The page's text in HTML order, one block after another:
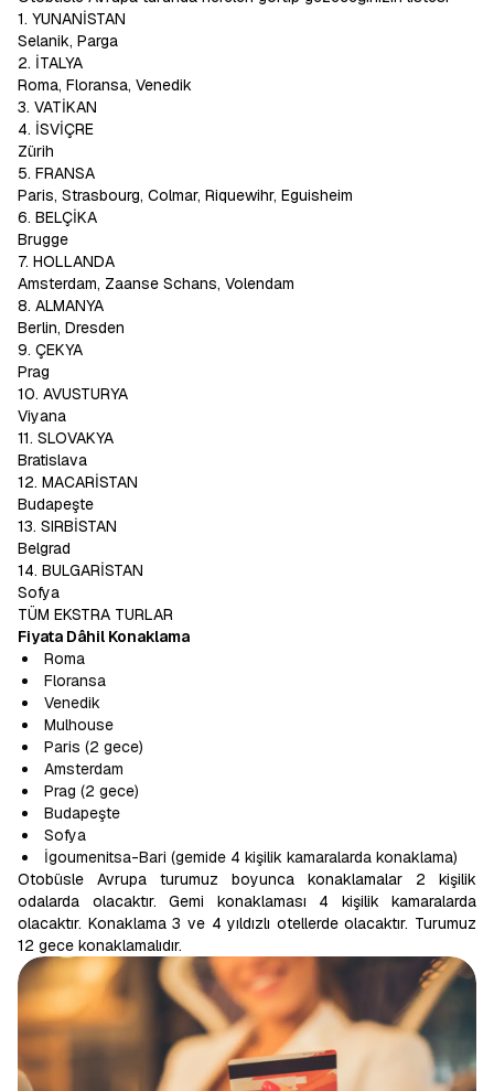
1. YUNANİSTAN
Selanik, Parga
2. İTALYA
Roma, Floransa, Venedik
3. VATİKAN
4. İSVİÇRE
Zürih
5. FRANSA
Paris, Strasbourg, Colmar, Riquewihr, Eguisheim
6. BELÇİKA
Brugge
7. HOLLANDA
Amsterdam, Zaanse Schans, Volendam
8. ALMANYA
Berlin, Dresden
9. ÇEKYA
Prag
10. AVUSTURYA
Viyana
11. SLOVAKYA
Bratislava
12. MACARİSTAN
Budapeşte
13. SIRBİSTAN
Belgrad
14. BULGARİSTAN
Sofya
TÜM EKSTRA TURLAR
Fiyata Dâhil Konaklama
Roma
Floransa
Venedik
Mulhouse
Paris (2 gece)
Amsterdam
Prag (2 gece)
Budapeşte
Sofya
İgoumenitsa-Bari (gemide 4 kişilik kamaralarda konaklama)
Otobüsle Avrupa turumuz boyunca konaklamalar 2 kişilik
odalarda olacaktır. Gemi konaklaması 4 kişilik kamaralarda
olacaktır. Konaklama 3 ve 4 yıldızlı otellerde olacaktır. Turumuz
12 gece konaklamalıdır.